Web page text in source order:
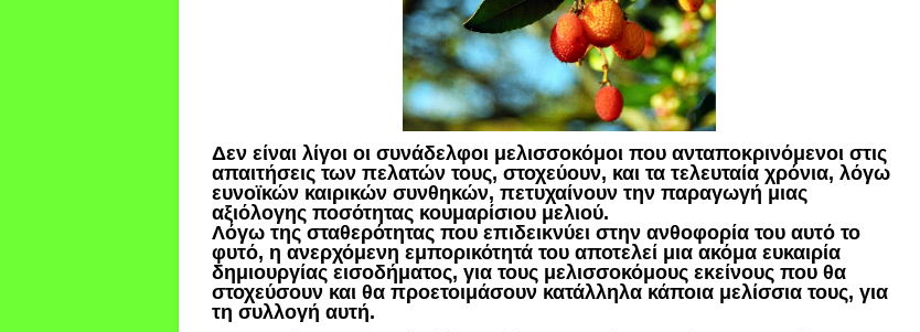
Δεν είναι λίγοι οι συνάδελφοι μελισσοκόμοι που ανταποκρινόμενοι στις
απαιτήσεις των πελατών τους, στοχεύουν, και τα τελευταία χρόνια, λόγω
ευνοϊκών καιρικών συνθηκών, πετυχαίνουν την παραγωγή μιας
αξιόλογης ποσότητας κουμαρίσιου μελιού.
Λόγω της σταθερότητας που επιδεικνύει στην ανθοφορία του αυτό το
φυτό, η ανερχόμενη εμπορικότητά του αποτελεί μια ακόμα ευκαιρία
δημιουργίας εισοδήματος, για τους μελισσοκόμους εκείνους που θα
στοχεύσουν και θα προετοιμάσουν κατάλληλα κάποια μελίσσια τους, για
τη συλλογή αυτή.